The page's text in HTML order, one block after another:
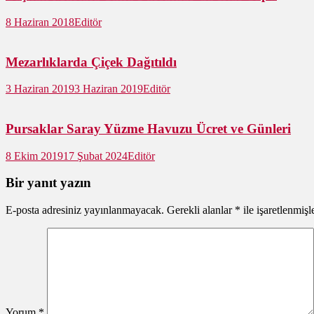
8 Haziran 2018Editör
Mezarlıklarda Çiçek Dağıtıldı
3 Haziran 20193 Haziran 2019Editör
Pursaklar Saray Yüzme Havuzu Ücret ve Günleri
8 Ekim 201917 Şubat 2024Editör
Bir yanıt yazın
E-posta adresiniz yayınlanmayacak. Gerekli alanlar * ile